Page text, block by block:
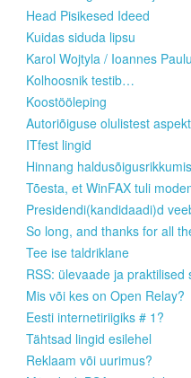
Head Pisikesed Ideed
Kuidas siduda lipsu
Karol Wojtyla / Ioannes
Kolhoosnik testib…
Koostööleping
Autoriõiguse olulistest
ITfest lingid
Hinnang
Tõesta, et WinFAX tuli
Presidendi(kandidaadi)d
So long, and thanks for all
Tee ise taldriklane
RSS: ülevaade ja praktilised
Mis või kes on Open Relay?
Eesti internetiriigiks # 1?
Tähtsad lingid esilehel
Reklaam või uurimus?